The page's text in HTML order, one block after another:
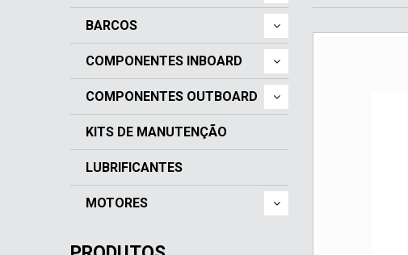
BARCOS
COMPONENTES INBOARD
COMPONENTES OUTBOARD
KITS DE MANUTENÇÃO
LUBRIFICANTES
MOTORES